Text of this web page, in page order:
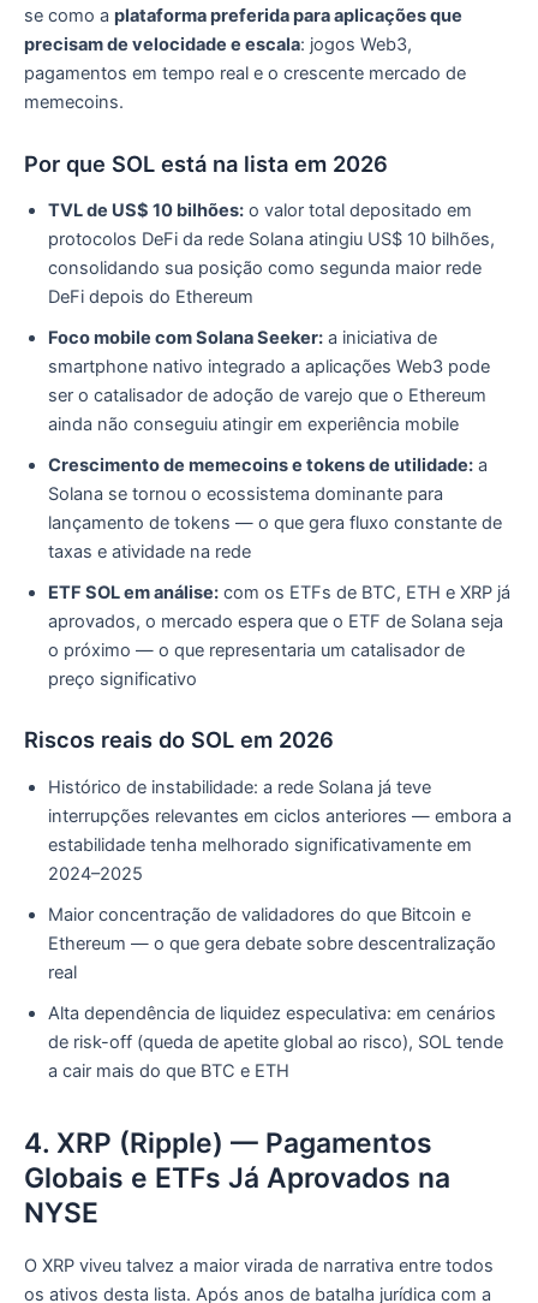
se como a plataforma preferida para aplicações que
precisam de velocidade e escala: jogos Web3,
pagamentos em tempo real e o crescente mercado de
memecoins.
Por que SOL está na lista em 2026
TVL de US$ 10 bilhões: o valor total depositado em
protocolos DeFi da rede Solana atingiu US$ 10 bilhões,
consolidando sua posição como segunda maior rede
DeFi depois do Ethereum
Foco mobile com Solana Seeker: a iniciativa de
smartphone nativo integrado a aplicações Web3 pode
ser o catalisador de adoção de varejo que o Ethereum
ainda não conseguiu atingir em experiência mobile
Crescimento de memecoins e tokens de utilidade: a
Solana se tornou o ecossistema dominante para
lançamento de tokens — o que gera fluxo constante de
taxas e atividade na rede
ETF SOL em análise: com os ETFs de BTC, ETH e XRP já
aprovados, o mercado espera que o ETF de Solana seja
o próximo — o que representaria um catalisador de
preço significativo
Riscos reais do SOL em 2026
Histórico de instabilidade: a rede Solana já teve
interrupções relevantes em ciclos anteriores — embora a
estabilidade tenha melhorado significativamente em
2024–2025
Maior concentração de validadores do que Bitcoin e
Ethereum — o que gera debate sobre descentralização
real
Alta dependência de liquidez especulativa: em cenários
de risk-off (queda de apetite global ao risco), SOL tende
a cair mais do que BTC e ETH
4. XRP (Ripple) — Pagamentos
Globais e ETFs Já Aprovados na
NYSE
O XRP viveu talvez a maior virada de narrativa entre todos
os ativos desta lista. Após anos de batalha jurídica com a